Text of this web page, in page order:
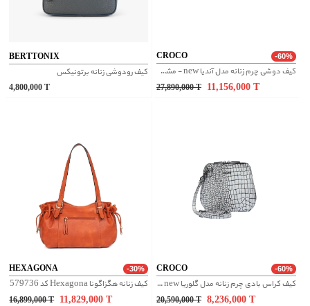
BERTTONIX
کیف رودوشی زنانه برتونیکس
4,800,000
CROCO -60%
کیف دوشی چرم زنانه مدل آندیا new - مشکی
27,890,000 T 11,156,000
HEXAGONA -30%
کیف زنانه هگزاگونا Hexagona کد 579736
16,899,000 T 11,829,000
CROCO -60%
کیف کراس بادی چرم زنانه مدل گلوریا new - سفید
20,590,000 T 8,236,000